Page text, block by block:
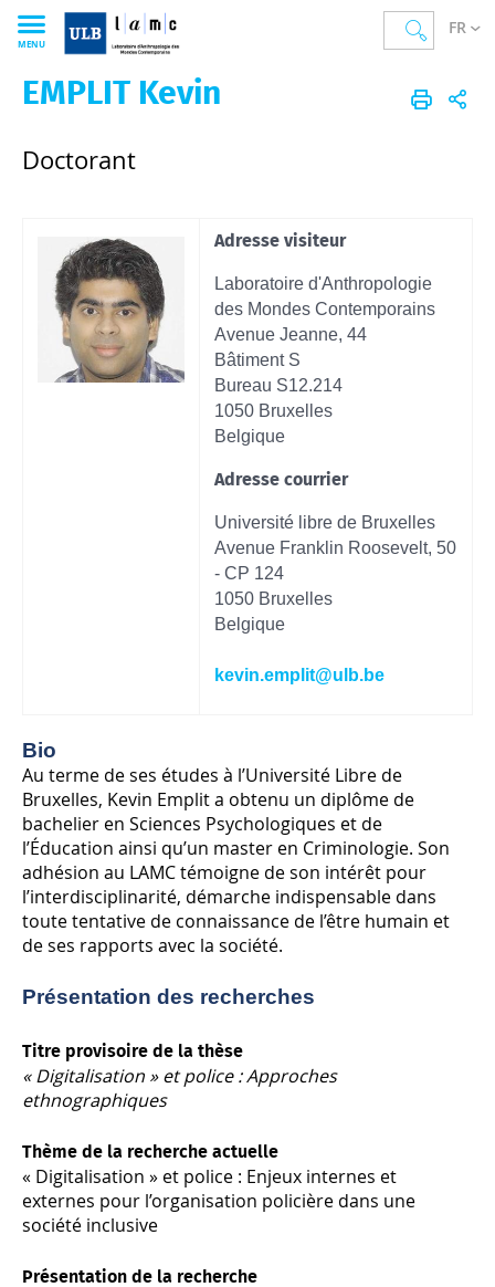
FR
MENU
LAMC FR Membres Corps scientifique
EMPLIT Kevin
Doctorant
Adresse visiteur
Laboratoire d'Anthropologie
des Mondes Contemporains
Avenue Jeanne, 44
Bâtiment S
Bureau S12.214
1050 Bruxelles
Belgique
Adresse courrier
Université libre de Bruxelles
Avenue Franklin Roosevelt, 50
- CP 124
1050 Bruxelles
Belgique
kevin.emplit@ulb.be
Bio
Au terme de ses études à l’Université Libre de
Bruxelles, Kevin Emplit a obtenu un diplôme de
bachelier en Sciences Psychologiques et de
l’Éducation ainsi qu’un master en Criminologie. Son
adhésion au LAMC témoigne de son intérêt pour
l’interdisciplinarité, démarche indispensable dans
toute tentative de connaissance de l’être humain et
de ses rapports avec la société.
Présentation des recherches
Titre provisoire de la thèse
« Digitalisation » et police : Approches
ethnographiques
Thème de la recherche actuelle
« Digitalisation » et police : Enjeux internes et
externes pour l’organisation policière dans une
société inclusive
Présentation de la recherche